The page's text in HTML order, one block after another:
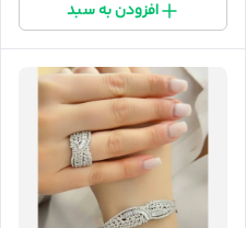
افزودن به سبد